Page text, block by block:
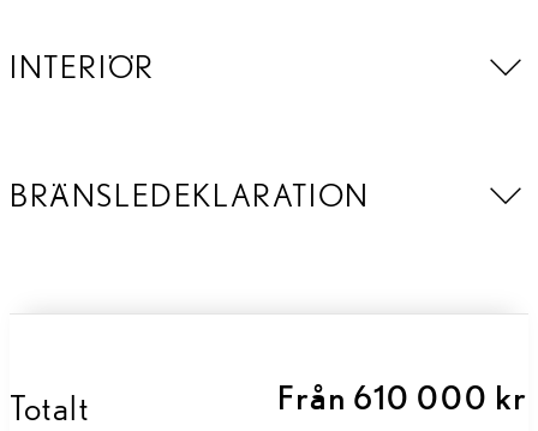
INTERIÖR
BRÄNSLEDEKLARATION
Totalt Från 610 000 kr